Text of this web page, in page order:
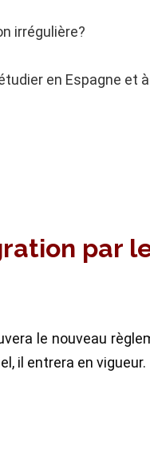
irrégulière?
en Espagne et à
par
le nouveau
il entrera en vigueur.